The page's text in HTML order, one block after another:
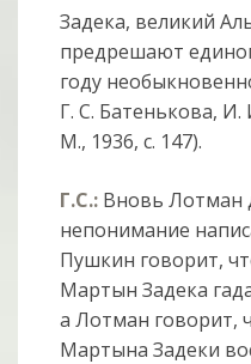
Задека, великий
предрешают
году
Г. С. Батенькова,
М., 1936, с. 147).
Г.С.: Вновь Лотман
непонимание
Пушкин говорит,
Мартын Задека
а Лотман говорит,
Мартына Задеки